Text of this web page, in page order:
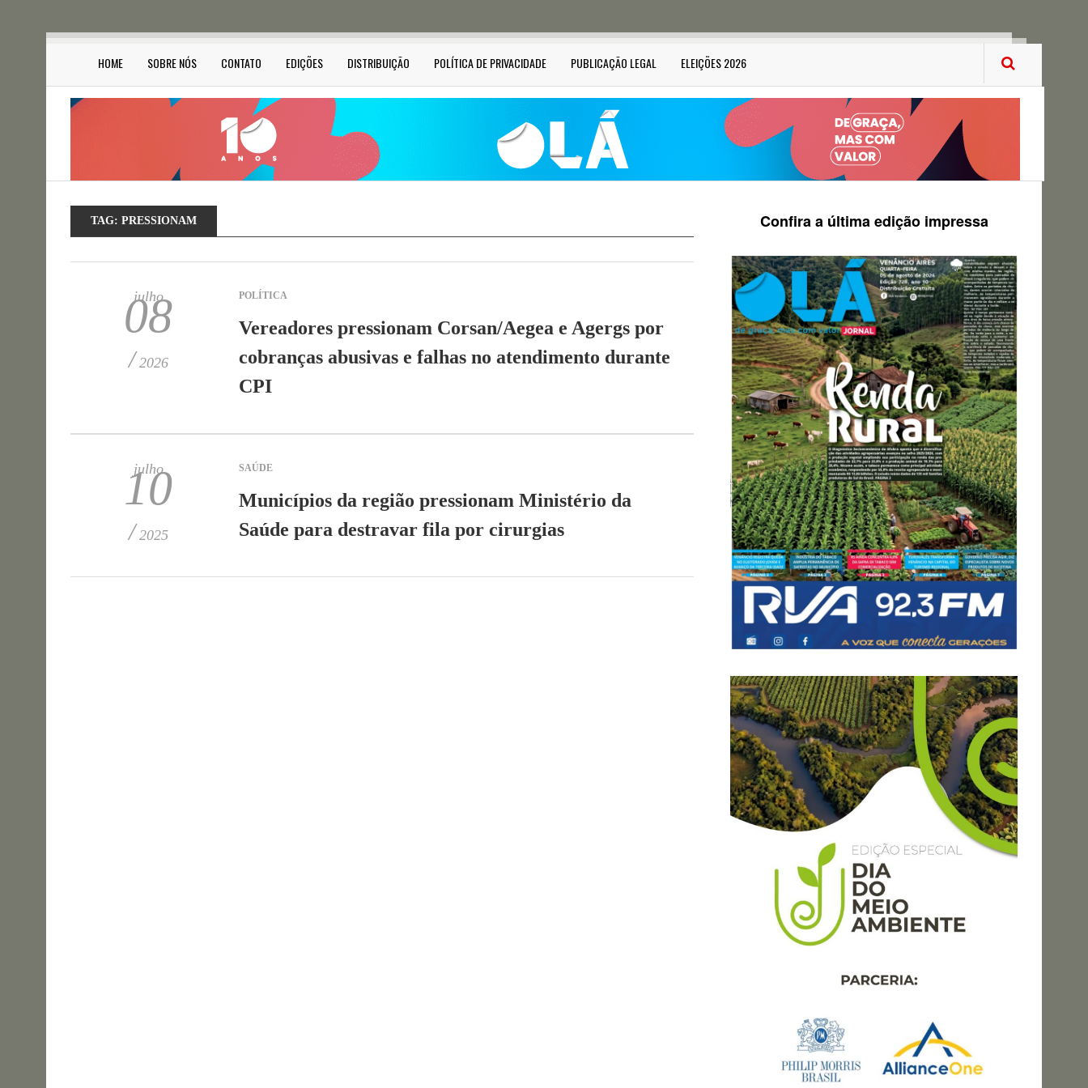
HOME SOBRE NÓS CONTATO EDIÇÕES DISTRIBUIÇÃO POLÍTICA DE PRIVACIDADE PUBLICAÇÃO LEGAL ELEIÇÕES 2026
TAG: PRESSIONAM
julho
08
/ 2026
POLÍTICA
Vereadores pressionam Corsan/Aegea e Agergs por
cobranças abusivas e falhas no atendimento durante
CPI
julho
10
/ 2025
SAÚDE
Municípios da região pressionam Ministério da
Saúde para destravar fila por cirurgias
Confira a última edição impressa